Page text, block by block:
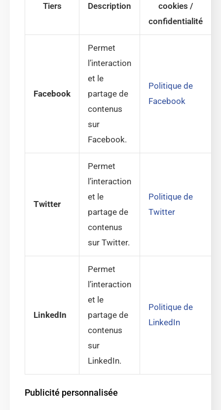
Tiers Description
cookies /
confidentialité
Facebook
Permet
l’interaction
et le
partage de
contenus
sur
Facebook.
Politique de
Facebook
Twitter
Permet
l’interaction
et le
partage de
contenus
sur Twitter.
Politique de
Twitter
LinkedIn
Permet
l’interaction
et le
partage de
contenus
sur
LinkedIn.
Politique de
LinkedIn
Publicité personnalisée